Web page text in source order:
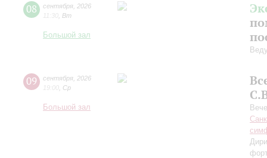
08 сентября 2026
11:30 Вт
Большой зал
09 сентября 2026
19:00 Ср
Большой зал